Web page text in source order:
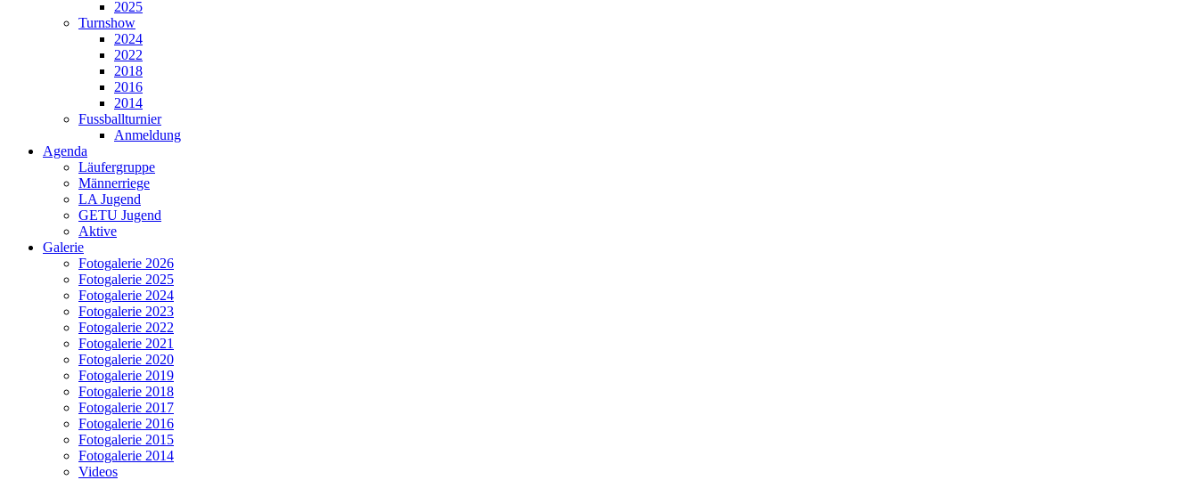
2025
Turnshow
2024
2022
2018
2016
2014
Fussballturnier
Anmeldung
Agenda
Läufergruppe
Männerriege
LA Jugend
GETU Jugend
Aktive
Galerie
Fotogalerie 2026
Fotogalerie 2025
Fotogalerie 2024
Fotogalerie 2023
Fotogalerie 2022
Fotogalerie 2021
Fotogalerie 2020
Fotogalerie 2019
Fotogalerie 2018
Fotogalerie 2017
Fotogalerie 2016
Fotogalerie 2015
Fotogalerie 2014
Videos